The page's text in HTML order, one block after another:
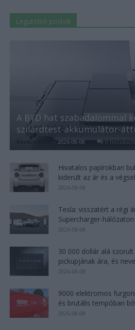
Legutolsó postok
A BYD hat szabadalommal
szilárdtest-akkumulátor-
- 2026-08-08 0
Hivatalos papírokban
kiderült az ár és a
2026-08-08
Tesla: visszatért a régi
Supercharger-hálózaton
2026-08-08
30 000 dollár alá
pickupjának ára, és
2026-08-08
9000 elektromos
és brutális tempóban
2026-08-08